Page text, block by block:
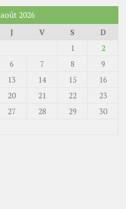
août 2026
J V S
D
1
2
6 7 8
9
13 14 15
16
20 21 22
23
27 28 29
30